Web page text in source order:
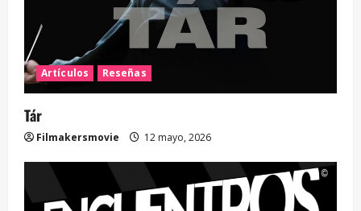
Artículos Reseñas
Tár
Filmakersmovie 12 mayo, 2026